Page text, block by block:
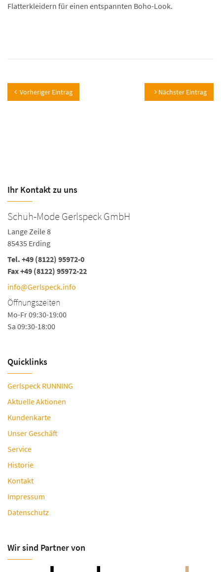
Flatterkleidern für einen entspannten Boho-Look.
Vorheriger Eintrag Nächster Eintrag
Ihr Kontakt zu uns
Schuh-Mode Gerlspeck GmbH
Lange Zeile 8
85435 Erding
Tel. +49 (8122) 95972-0
Fax +49 (8122) 95972-22
info@Gerlspeck.info
Öffnungszeiten
Mo-Fr 09:30-19:00
Sa 09:30-18:00
Quicklinks
Gerlspeck RUNNING
Aktuelle Aktionen
Kundenkarte
Unser Geschäft
Service
Historie
Kontakt
Impressum
Datenschutz
Wir sind Partner von